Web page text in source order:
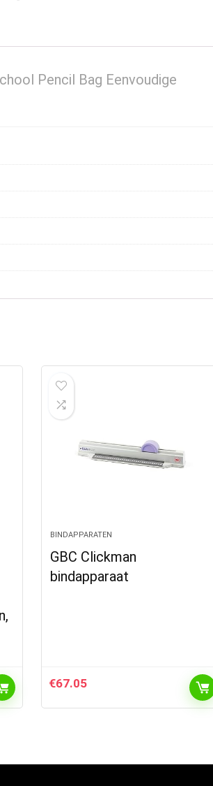
Pencil Bag Eenvoudige
BINDAPPARATEN
GBC Clickman
bindapparaat
€67.05